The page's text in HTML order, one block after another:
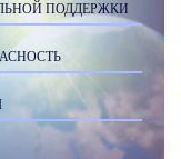
ПОДДЕРЖКИ